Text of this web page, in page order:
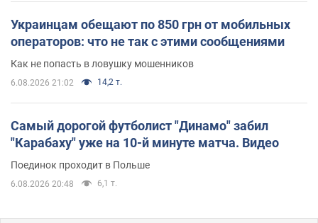
Украинцам обещают по 850 грн от мобильных
операторов: что не так с этими сообщениями
Как не попасть в ловушку мошенников
6.08.2026 21:02 14,2 т.
Самый дорогой футболист "Динамо" забил
"Карабаху" уже на 10-й минуте матча. Видео
Поединок проходит в Польше
6.08.2026 20:48 6,1 т.